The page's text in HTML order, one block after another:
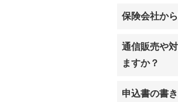
保険会社か
通信販売や
ますか？
申込書の書